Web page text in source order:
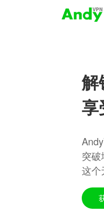
解
享
突
这个